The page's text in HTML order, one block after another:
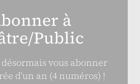
à
Public
désormais vous abonner
d’un an (4 numéros) !